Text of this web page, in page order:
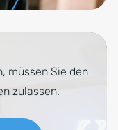
müssen Sie den
zulassen.